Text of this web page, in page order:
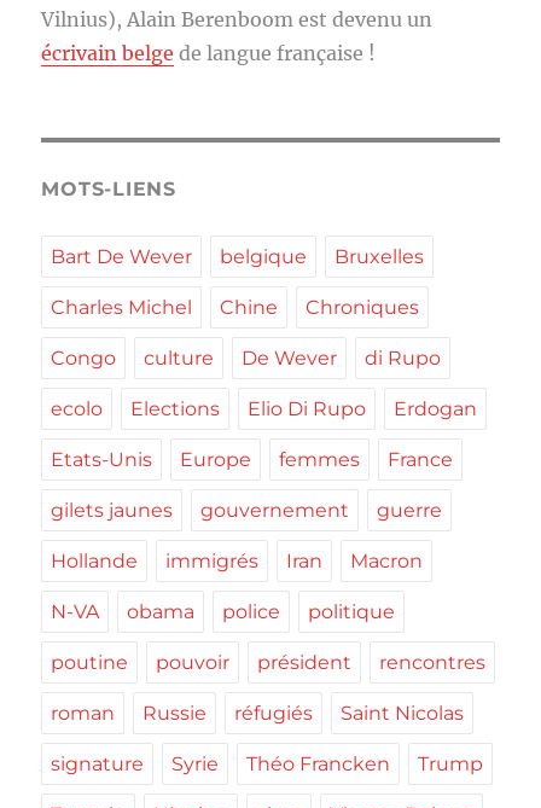
Vilnius), Alain Berenboom est devenu un
écrivain belge de langue française !
MOTS-LIENS
Bart De Wever belgique Bruxelles
Charles Michel Chine Chroniques
Congo culture De Wever di Rupo
ecolo Elections Elio Di Rupo Erdogan
Etats-Unis Europe femmes France
gilets jaunes gouvernement guerre
Hollande immigrés Iran Macron
N-VA obama police politique
poutine pouvoir président rencontres
roman Russie réfugiés Saint Nicolas
signature Syrie Théo Francken Trump